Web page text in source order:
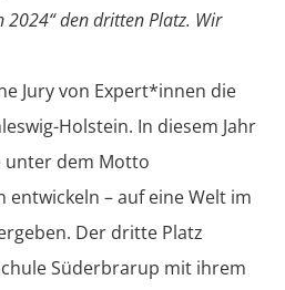
2024“ den dritten Platz. Wir
Jury von Expert*innen die
Holstein. In diesem Jahr
unter dem Motto
entwickeln – auf eine Welt im
Der dritte Platz
Süderbrarup mit ihrem